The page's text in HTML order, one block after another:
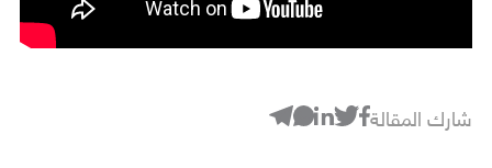
شارك المقالة